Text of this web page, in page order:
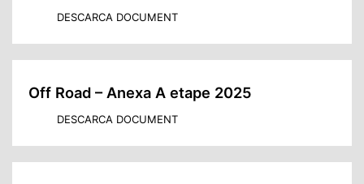
DESCARCA DOCUMENT
Off Road – Anexa A etape 2025
DESCARCA DOCUMENT